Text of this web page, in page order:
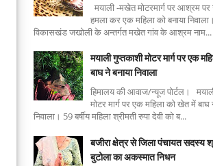
मयाली -मखेत मोटरमार्ग पर आश्रम पर
हमला कर एक महिला को बनाया
विकासखंड जखोली के अन्तर्गत मखेत गांव के आश्रम नाम...
मयाली गुप्तकाशी मोटर मार्ग पर एक
बाघ ने बनाया निवाला
हिमालय की आवाज/न्यूज पोर्टल।
मोटर मार्ग पर एक महिला को खेत में बाघ
निवाला। 59 बर्षीय महिला श्रीमती रुपा देवी को ब...
बजीरा क्षेत्र से जिला पंचायत सदस्य
बुटोला का अकस्मात निधन